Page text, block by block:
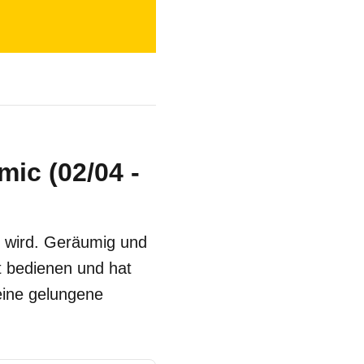
(02/04 -
Geräumig und
und hat
gelungene